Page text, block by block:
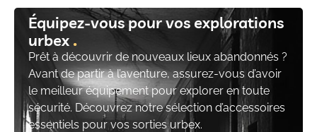
Équipez-vous pour vos explorations
urbex
Prêt à découvrir de nouveaux lieux abandonnés ?
Avant de partir à l’aventure, assurez-vous d’avoir
le meilleur équipement pour explorer en toute
sécurité. Découvrez notre sélection d’accessoires
essentiels pour vos sorties urbex.